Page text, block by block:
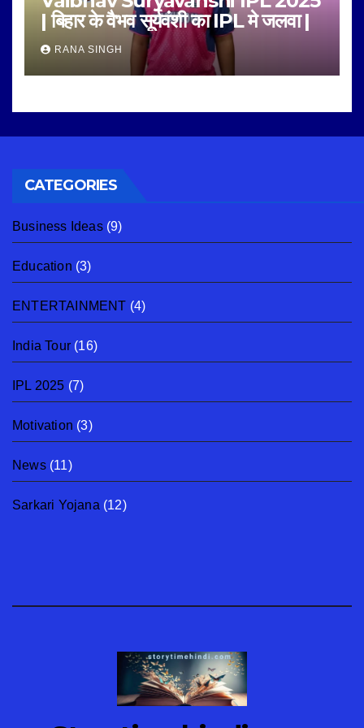
| बिहार के वैभव सूर्यवंशी का IPL मे जलवा |
RANA SINGH
CATEGORIES
Business Ideas(9)
Education (3)
ENTERTAINMENT (4)
India Tour (16)
IPL 2025 (7)
Motivation (3)
News(11)
Sarkari Yojana (12)